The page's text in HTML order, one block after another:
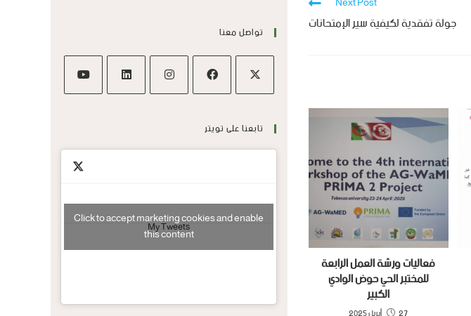
جولة تفقدية لكيفية سير الإمتحانات
فعاليات ورشة العمل الرابعة
للمختبر الحي حوض الوادي
الكبير
تواصل معنا
تابعنا على تويتر
My Tweets
Click to accept marketing cookies and enable
this content